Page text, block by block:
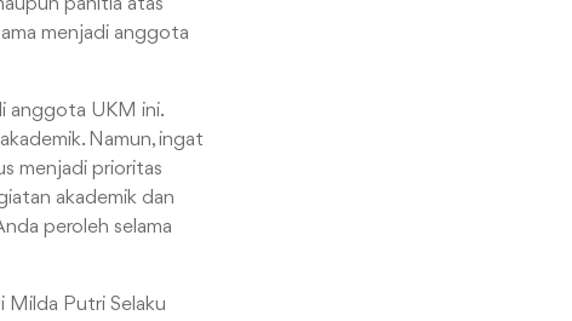
menjadi anggota
anggota UKM ini.
Namun, ingat
menjadi prioritas
akademik dan
peroleh selama
Milda Putri Selaku